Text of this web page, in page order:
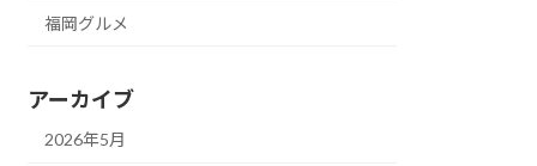
福岡グルメ
アーカイブ
2026年5月